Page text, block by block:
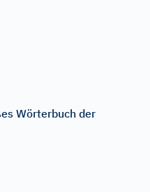
Wörterbuch der